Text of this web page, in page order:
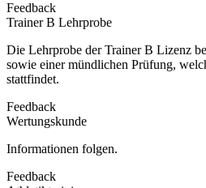
Feedback
Trainer B Lehrprobe
Die Lehrprobe der Trainer B Lizenz
sowie einer mündlichen Prüfung,
stattfindet.
Feedback
Wertungskunde
Informationen folgen.
Feedback